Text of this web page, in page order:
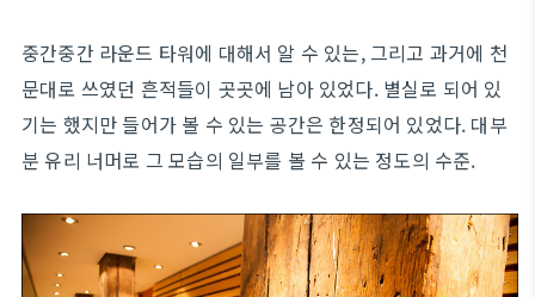
중간중간 라운드 타워에 대해서 알 수 있는, 그리고 과거에 천
문대로 쓰였던 흔적들이 곳곳에 남아 있었다. 별실로 되어 있
기는 했지만 들어가 볼 수 있는 공간은 한정되어 있었다. 대부
분 유리 너머로 그 모습의 일부를 볼 수 있는 정도의 수준.